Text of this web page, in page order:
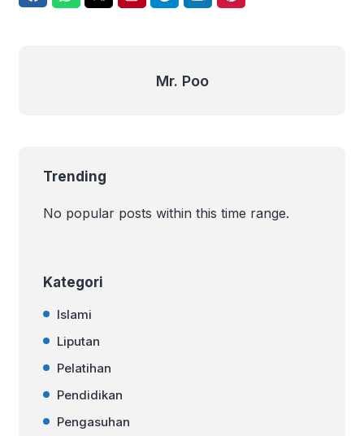
Mr. Poo
Trending
No popular posts within this time range.
Kategori
Islami
Liputan
Pelatihan
Pendidikan
Pengasuhan